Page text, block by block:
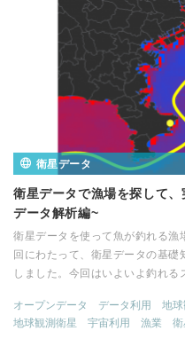
衛星データ
衛星データで漁場を探して
データ解析編~
衛星データを使って魚が釣れる漁
回にわたって、衛星データの基
しました。今回はいよいよ釣れる
オープンデータ データ利用 地球
地球観測衛星
宇宙利用 漁業 衛